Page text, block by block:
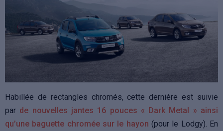
Habillée de rectangles chromés, cette dernière est suivie
par de nouvelles jantes 16 pouces « Dark Metal » ainsi
qu’une baguette chromée sur le hayon (pour le Lodgy). En